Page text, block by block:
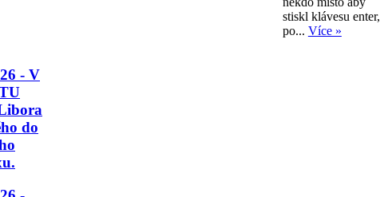
stiskl klávesu enter,
po... Více »
- V
do